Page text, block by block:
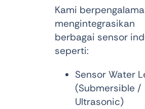
Kami
mengintegrasikan
berbagai sensor
seperti:
Sensor Water
(Submersible /
Ultrasonic)